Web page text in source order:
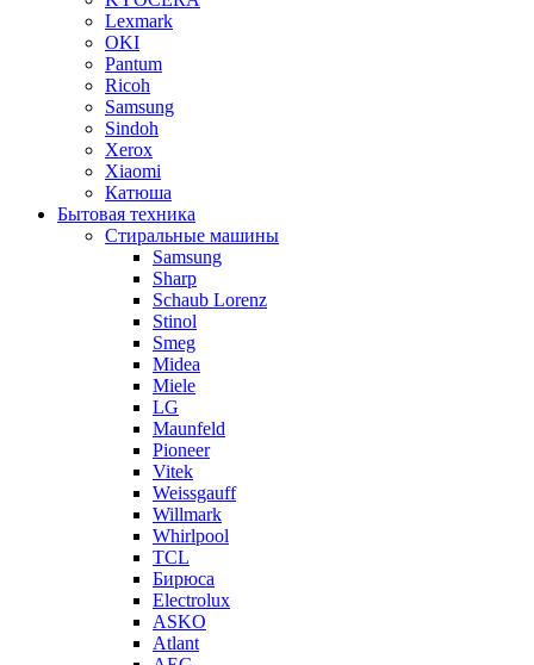
Lexmark
OKI
Pantum
Ricoh
Samsung
Sindoh
Xerox
Xiaomi
Катюша
Бытовая техника
Стиральные машины
Samsung
Sharp
Schaub Lorenz
Stinol
Smeg
Midea
Miele
LG
Maunfeld
Pioneer
Vitek
Weissgauff
Willmark
Whirlpool
TCL
Бирюса
Electrolux
ASKO
Atlant